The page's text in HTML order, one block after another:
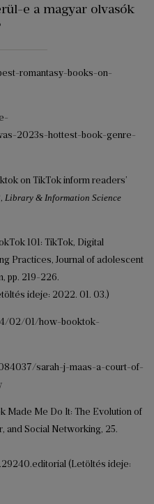
e a magyar olvasók
romantasy-books-on-
2023s-hottest-book-genre-
on TikTok inform readers’
Library & Information Science
101: TikTok, Digital
Practices, Journal of adolescent
pp. 219-226.
ideje: 2022. 01. 03.)
02/01/how-booktok-
sarah-j-maas-a-court-of-
Made Me Do It: The Evolution of
and Social Networking, 25.
(Letöltés ideje: